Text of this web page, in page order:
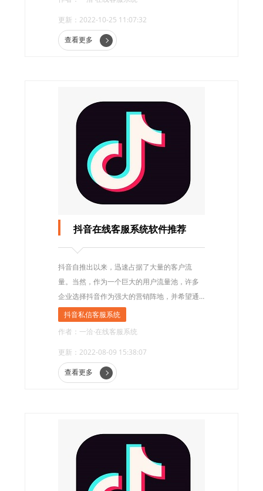
更新：2022-10-25 11:07:32
查看更多
抖音在线客服系统软件推荐
抖音自推出以来，迅速占据了大量的客户流
量。当然，作为一个巨大的用户流量池，许多
企业选择抖音作为强大的营销阵地，并希望通
过抖音促进营销并获得更多流量。在获得大量
入智能客服系统，希望通过智能客服系统实现
高质量的服务，帮助企业获取更多的目标客
户，实现高效获客
抖音私信客服系统
作者：一洽·在线客服系统
更新：2022-08-09 15:38:07
查看更多